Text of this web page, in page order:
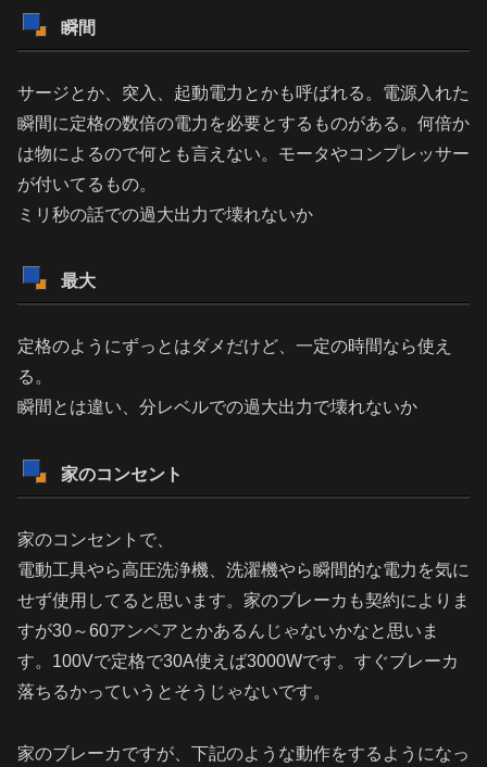
瞬間
サージとか、突入、起動電力とかも呼ばれる。電源入れた
瞬間に定格の数倍の電力を必要とするものがある。何倍か
は物によるので何とも言えない。モータやコンプレッサー
が付いてるもの。
ミリ秒の話での過大出力で壊れないか
最大
定格のようにずっとはダメだけど、一定の時間なら使え
る。
瞬間とは違い、分レベルでの過大出力で壊れないか
家のコンセント
家のコンセントで、
電動工具やら高圧洗浄機、洗濯機やら瞬間的な電力を気に
せず使用してると思います。家のブレーカも契約によりま
すが30～60アンペアとかあるんじゃないかなと思いま
す。100Vで定格で30A使えば3000Wです。すぐブレーカ
落ちるかっていうとそうじゃないです。
家のブレーカですが、下記のような動作をするようになっ